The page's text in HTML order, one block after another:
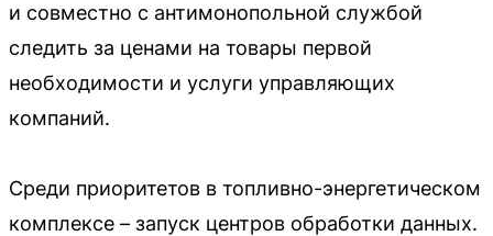
и совместно с антимонопольной службой
следить за ценами на товары первой
необходимости и услуги управляющих
компаний.
Среди приоритетов в топливно-энергетическом
комплексе – запуск центров обработки данных.